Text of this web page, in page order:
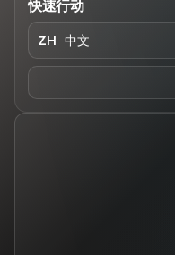
快速行动
ZH 中文